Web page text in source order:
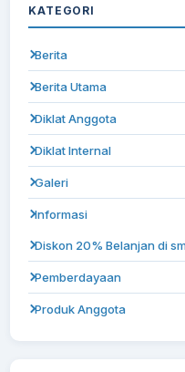
KATEGORI
Berita
Berita Utama
Diklat Anggota
Diklat Internal
Galeri
Informasi
Diskon 20% Belanjan di
Pemberdayaan
Produk Anggota